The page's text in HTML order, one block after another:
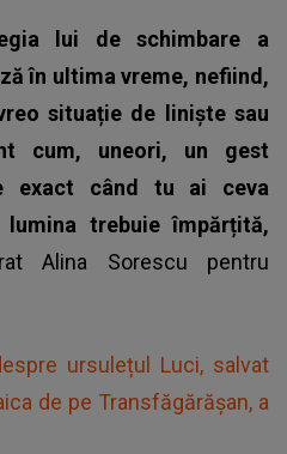
lui de schimbare a
în ultima vreme, nefiind,
situație de liniște sau
cum, uneori, un gest
exact când tu ai ceva
trebuie împărțită,
Alina Sorescu pentru
ursulețul Luci, salvat
de pe Transfăgărășan, a